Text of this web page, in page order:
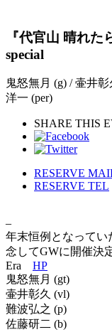
『代官山 晴れ
special
鬼怒無月 (g) / 壷井
洋一 (per)
SHARE THIS
RESERVE
RESERVE TEL
–
年末恒例となってい
念してGWに開催決
Era HP
鬼怒無月 (gt)
壷井彰久 (vl)
難波弘之 (p)
佐藤研二 (b)